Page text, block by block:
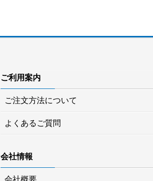
ご利用案内
ご注文方法について
よくあるご質問
会社情報
会社概要